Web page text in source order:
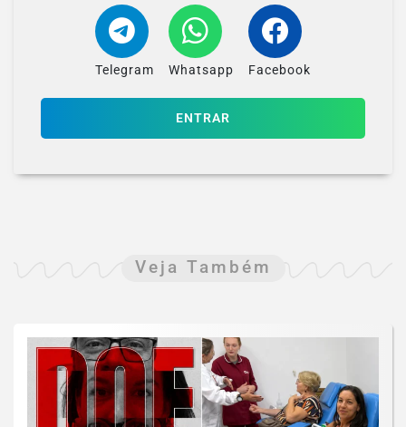
Telegram Whatsapp Facebook
ENTRAR
Veja Também